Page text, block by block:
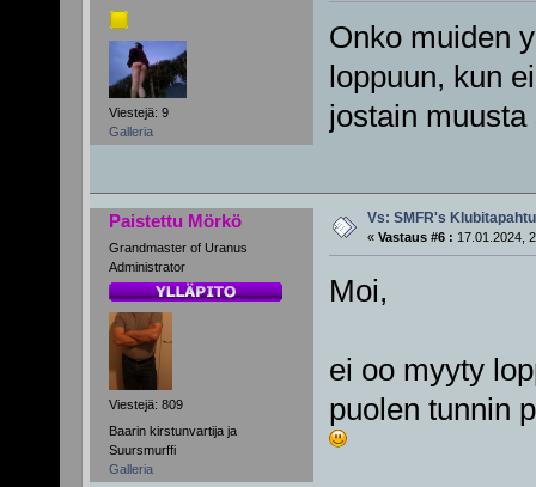
Viestejä: 9
Galleria
Onko muiden
loppuun, kun
jostain
Paistettu Mörkö
Grandmaster of Uranus
Administrator
Viestejä: 809
Baarin kirstunvartija ja
Suursmurffi
Galleria
Vs: SMFR's
« Vastaus #6 : 17.01.2024,
Moi,
ei oo myyty
puolen tunnin